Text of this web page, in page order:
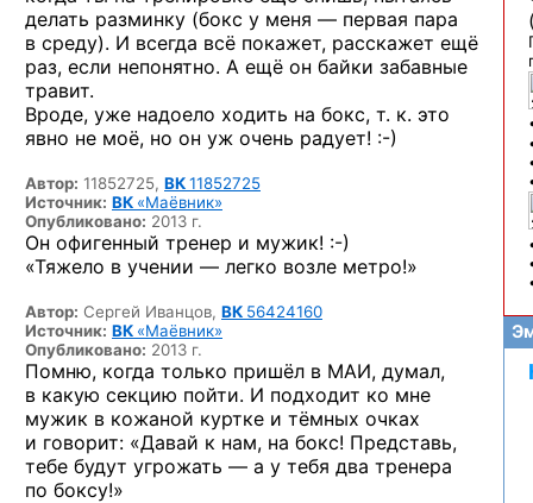
делать разминку (бокс у меня — первая пара
в среду). И всегда всё покажет, расскажет ещё
раз, если непонятно. А ещё он байки забавные
травит.
Вроде, уже надоело ходить на бокс, т. к. это
явно не моё, но он уж очень радует! :-)
Автор: 11852725, ВК11852725
Источник: ВК «Маёвник»
Опубликовано: 2013 г.
Он офигенный тренер и мужик! :-)
«Тяжело в учении — легко возле метро!»
Автор: Сергей Иванцов, ВК 56424160
Источник: ВК «Маёвник»
Опубликовано: 2013 г.
Помню, когда только пришёл в МАИ, думал,
в какую секцию пойти. И подходит ко мне
мужик в кожаной куртке и тёмных очках
и говорит: «Давай к нам, на бокс! Представь,
тебе будут угрожать — а у тебя два тренера
по боксу!»